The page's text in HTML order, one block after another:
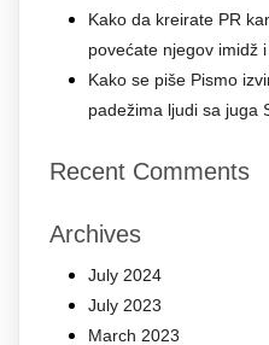
Kako da kreirate PR
povećate njegov imidž
Kako se piše Pismo
padežima ljudi sa juga
Recent Comments
Archives
July 2024
July 2023
March 2023